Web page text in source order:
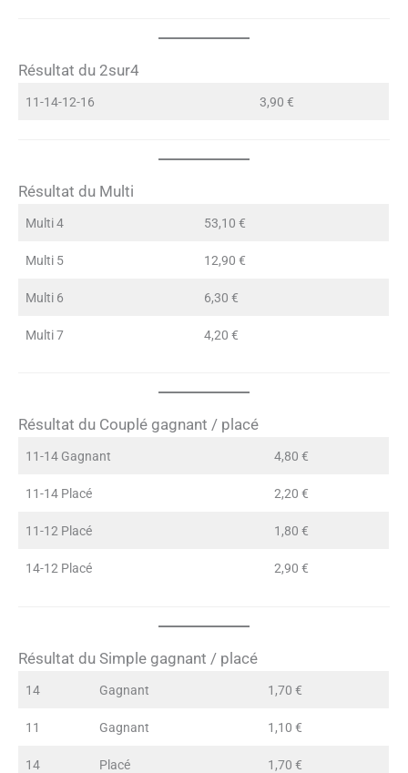
Résultat du 2sur4
11-14-12-16 3,90 €
Résultat du Multi
Multi 4 53,10 €
Multi 5 12,90 €
Multi 6 6,30 €
Multi 7 4,20 €
Résultat du Couplé gagnant / placé
11-14 Gagnant 4,80 €
11-14 Placé 2,20 €
11-12 Placé 1,80 €
14-12 Placé 2,90 €
Résultat du Simple gagnant / placé
14 Gagnant 1,70 €
11 Gagnant 1,10 €
14 Placé 1,70 €